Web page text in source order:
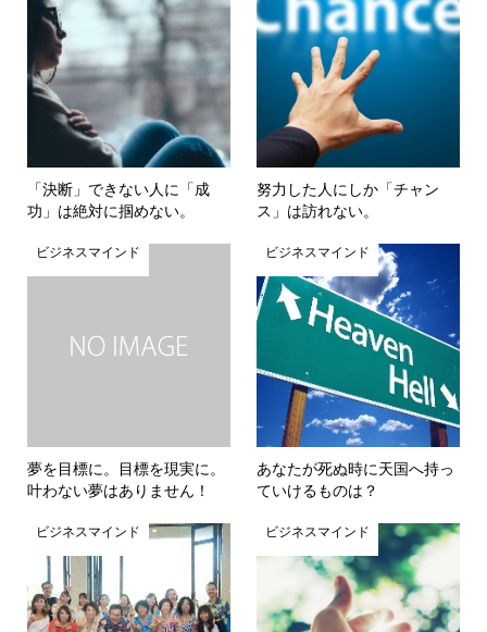
「決断」できない人に「成
功」は絶対に掴めない。
努力した人にしか「チャン
ス」は訪れない。
ビジネスマインド
夢を目標に。目標を現実に。
叶わない夢はありません！
ビジネスマインド
あなたが死ぬ時に天国へ持っ
ていけるものは？
ビジネスマインド ビジネスマインド